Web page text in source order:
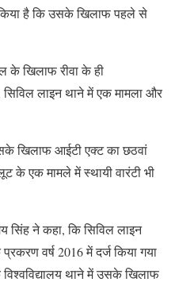
है कि उसके खिलाफ पहले से
के खिलाफ रीवा के ही
सिविल लाइन थाने में एक मामला और
खिलाफ आईटी एक्ट का छठवां
के एक मामले में स्थायी वारंटी भी
सिंह ने कहा, कि सिविल लाइन
वर्ष 2016 में दर्ज किया गया
थाने में उसके खिलाफ